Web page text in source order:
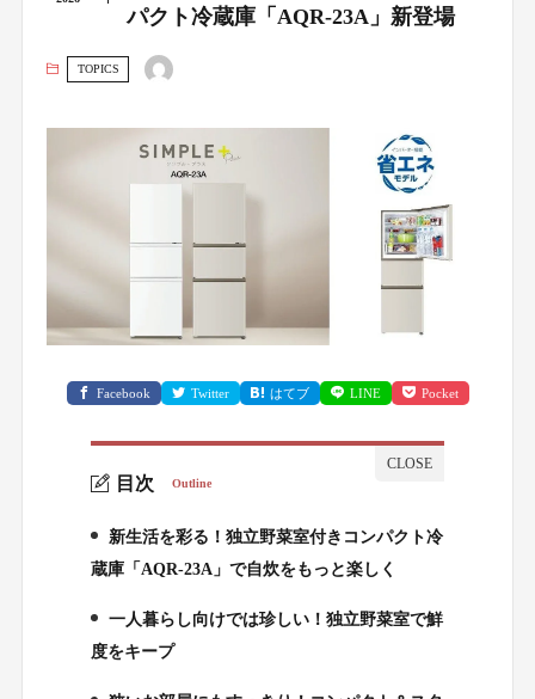
パクト冷蔵庫「AQR-23A」新登場
TOPICS
Facebook Twitter はてブ LINE Pocket
目次 Outline
1.
新生活を彩る！独立野菜室付きコンパクト冷
蔵庫「AQR-23A」で自炊をもっと楽しく
一人暮らし向けでは珍しい！独立野菜室で鮮
度をキープ